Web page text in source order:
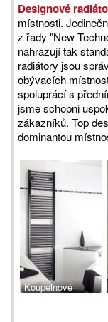
Designové
místnosti.
z řady "New
nahrazují tak
radiátory jsou
obývacích
spoluprácí s
jsme schopni
zákazníků. Top
dominantou
Koupelnové